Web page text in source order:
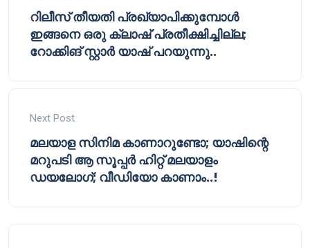
റിലീസ് തീയതി പ്രഖ്യാപിക്കുമ്പോൾ
ഇങ്ങനെ ഒരു ക്ലാഷ് പ്രതീക്ഷിച്ചില്ല;
റോക്കിങ് സ്റ്റാർ യാഷ് പറയുന്നു..
Next Post
മലയാള സിനിമ കാണാറുണ്ടോ; യാഷിന്റെ
മറുപടി ആ സൂപ്പർ ഹിറ്റ് മലയാളം
ഡയലോഗ്; വീഡിയോ കാണാം..!